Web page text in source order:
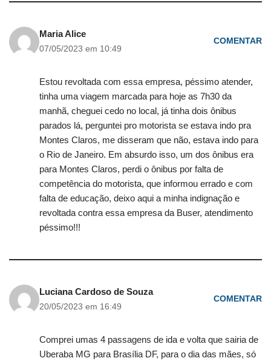
Maria Alice
07/05/2023 em 10:49
COMENTAR
Estou revoltada com essa empresa, péssimo atender,
tinha uma viagem marcada para hoje as 7h30 da
manhã, cheguei cedo no local, já tinha dois ônibus
parados lá, perguntei pro motorista se estava indo pra
Montes Claros, me disseram que não, estava indo para
o Rio de Janeiro. Em absurdo isso, um dos ônibus era
para Montes Claros, perdi o ônibus por falta de
competência do motorista, que informou errado e com
falta de educação, deixo aqui a minha indignação e
revoltada contra essa empresa da Buser, atendimento
péssimo!!!
Luciana Cardoso de Souza
20/05/2023 em 16:49
COMENTAR
Comprei umas 4 passagens de ida e volta que sairia de
Uberaba MG para Brasília DF, para o dia das mães, só